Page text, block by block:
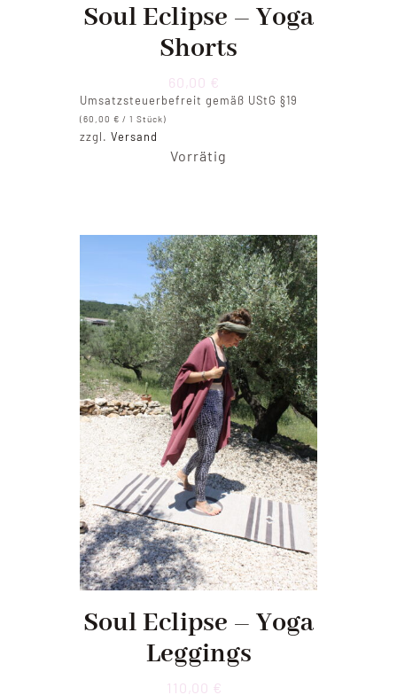
Soul Eclipse – Yoga
Shorts
60,00 €
Umsatzsteuerbefreit gemäß UStG §19
(60,00€ / 1 Stück)
zzgl.Versand
Vorrätig
Soul Eclipse – Yoga
Leggings
110,00 €